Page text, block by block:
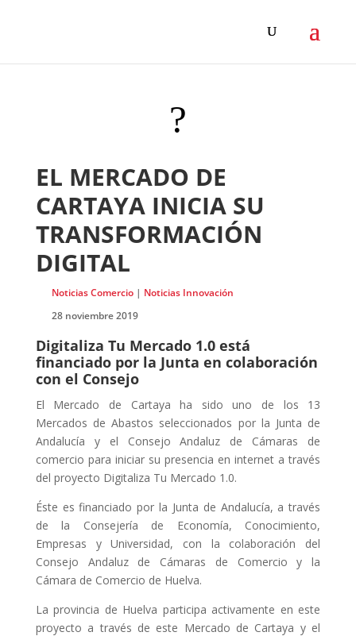
?
EL MERCADO DE
CARTAYA INICIA SU
TRANSFORMACIÓN
DIGITAL
Noticias Comercio| Noticias Innovación
28 noviembre 2019
Digitaliza Tu Mercado 1.0 está
financiado por la Junta en colaboración
con el Consejo
El Mercado de Cartaya ha sido uno de los 13
Mercados de Abastos seleccionados por la Junta de
Andalucía y el Consejo Andaluz de Cámaras de
comercio para iniciar su presencia en internet a través
del proyecto Digitaliza Tu Mercado 1.0.
Éste es financiado por la Junta de Andalucía, a través
de la Consejería de Economía, Conocimiento,
Empresas y Universidad, con la colaboración del
Consejo Andaluz de Cámaras de Comercio y la
Cámara de Comercio de Huelva.
La provincia de Huelva participa activamente en este
proyecto a través de este Mercado de Cartaya y el